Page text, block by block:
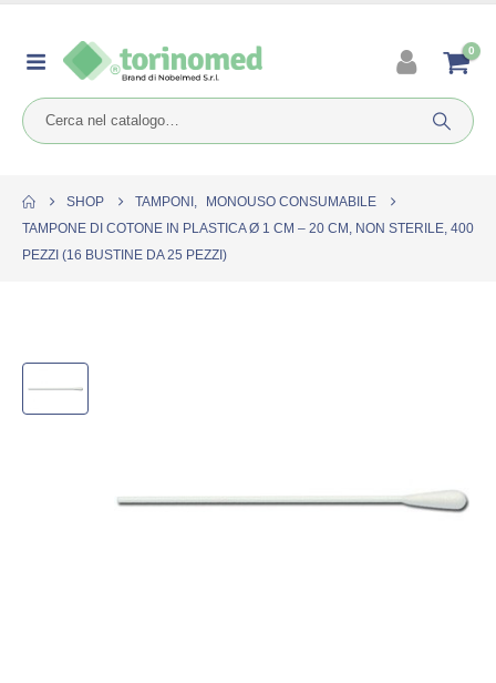
0
SHOP TAMPONI ,
MONOUSO CONSUMABILE
TAMPONE DI COTONE IN PLASTICA Ø 1 CM – 20 CM, NON STERILE, 400
PEZZI (16 BUSTINE DA 25 PEZZI)